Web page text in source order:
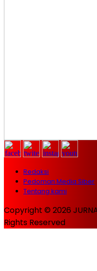
Redaksi
Pedoman Media Siber
Tentang kami
Copyright © 2026
Rights Reserved